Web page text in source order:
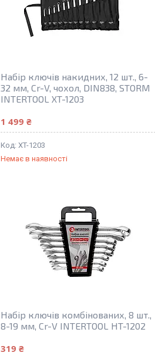
Набір ключів накидних, 12 шт., 6-
32 мм, Cr-V, чохол, DIN838, STORM
INTERTOOL XT-1203
1 499 ₴
XT-1203
Немає в наявності
Набір ключів комбінованих, 8 шт.,
8-19 мм, Cr-V INTERTOOL HT-1202
319 ₴